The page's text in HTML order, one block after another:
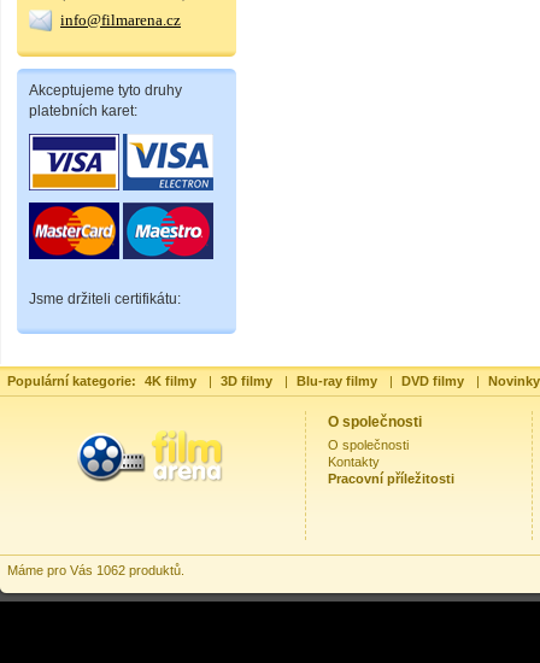
info@filmarena.cz
Akceptujeme tyto druhy
platebních karet:
Jsme držiteli certifikátu:
Populární kategorie: 4K filmy | 3D filmy | Blu-ray filmy | DVD filmy |
O společnosti
O společnosti
Kontakty
Pracovní příležitosti
Máme pro Vás 1062 produktů.